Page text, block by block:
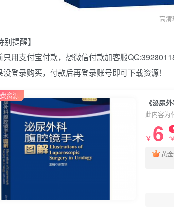
高清
提醒】
只用支付宝付款，想微信付款加客服
没登录购买，付款后再登录账号即可下载资源！
《泌尿
此内容为
￥ 6
黄
资源